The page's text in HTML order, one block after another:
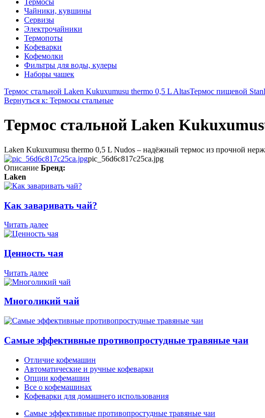
Термосы
Чайники, кувшины
Сервизы
Электрочайники
Термопоты
Кофеварки
Кофемолки
Фильтры для воды, кулеры
Наборы чашек
Термос стальной Laken Kukuxumusu thermo 0,5 L AltasТермос пищевой
Вернуться к: Термосы стальные
Термос стальной Laken
Laken Kukuxumusu thermo 0,5 L Nudos – надёжный термос из прочной
pic_56d6c817c25ca.jpg
Описание Бренд:
Laken
Как заваривать чай?
Читать далее
Ценность чая
Читать далее
Многоликий чай
Самые эффективные противопростудные травяные чаи
Отличие кофемашин
Автоматические и ручные кофеварки
Опции кофемашин
Все о кофемашинах
Кофеварки для домашнего использования
Самые эффективные противопростудные травяные чаи